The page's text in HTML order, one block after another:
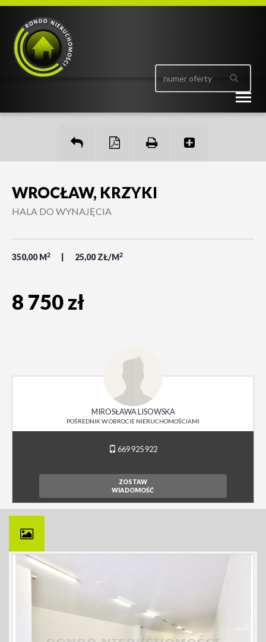
WROCŁAW, KRZYKI
HALA DO WYNAJĘCIA
350,00 M2 25,00 ZŁ/M2
8 750 zł
MIROSŁAWA LISOWSKA
POŚREDNIK W OBROCIE NIERUCHOMOŚCIAMI
669 925 922
ZOSTAW
WIADOMOŚĆ